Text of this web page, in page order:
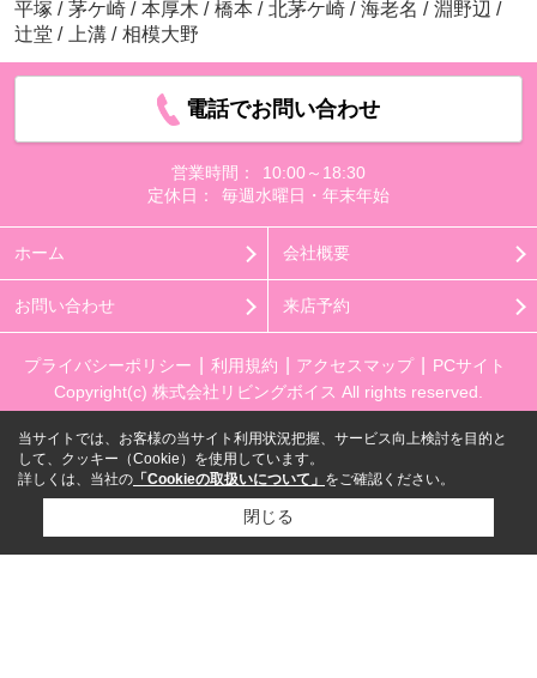
平塚 / 茅ケ崎 / 本厚木 / 橋本 / 北茅ケ崎 / 海老名 / 淵野辺 /
辻堂 / 上溝 / 相模大野
電話でお問い合わせ
営業時間：
10:00～18:30
定休日：
毎週水曜日・年末年始
ホーム 会社概要
お問い合わせ 来店予約
プライバシーポリシー 利用規約 アクセスマップ
PCサイト
Copyright(c) 株式会社リビングボイス All rights reserved.
当サイトでは、お客様の当サイト利用状況把握、サービス向上検討を目的と
して、クッキー（Cookie）を使用しています。
詳しくは、当社の 「Cookieの取扱いについて」 をご確認ください。
閉じる